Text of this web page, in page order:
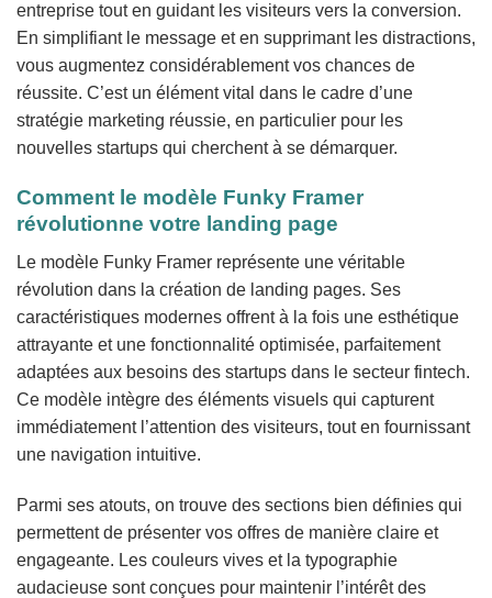
entreprise tout en guidant les visiteurs vers la conversion.
En simplifiant le message et en supprimant les distractions,
vous augmentez considérablement vos chances de
réussite. C’est un élément vital dans le cadre d’une
stratégie marketing réussie, en particulier pour les
nouvelles startups qui cherchent à se démarquer.
Comment le modèle Funky Framer
révolutionne votre landing page
Le modèle Funky Framer représente une véritable
révolution dans la création de landing pages. Ses
caractéristiques modernes offrent à la fois une esthétique
attrayante et une fonctionnalité optimisée, parfaitement
adaptées aux besoins des startups dans le secteur fintech.
Ce modèle intègre des éléments visuels qui capturent
immédiatement l’attention des visiteurs, tout en fournissant
une navigation intuitive.
Parmi ses atouts, on trouve des sections bien définies qui
permettent de présenter vos offres de manière claire et
engageante. Les couleurs vives et la typographie
audacieuse sont conçues pour maintenir l’intérêt des